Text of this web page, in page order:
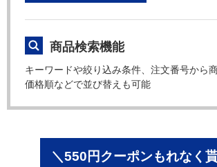
商品検索機能
キーワードや絞り込み条件、注文番号から商
価格順などで並び替えも可能
＼550円クーポンもれなく